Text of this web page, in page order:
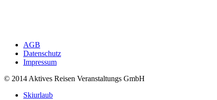
AGB
Datenschutz
Impressum
© 2014 Aktives Reisen Veranstaltungs GmbH
Skiurlaub